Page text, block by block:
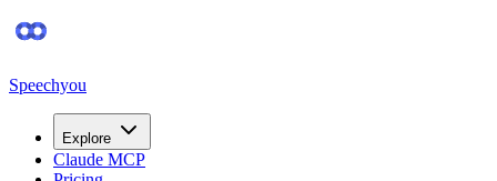
Speechyou
Explore
Claude MCP